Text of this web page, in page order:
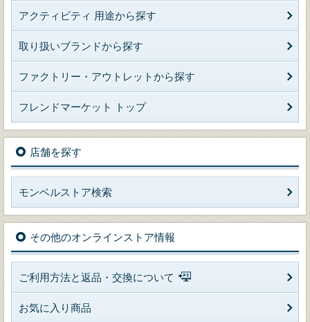
アクティビティ 用途から探す
取り扱いブランドから探す
ファクトリー・アウトレットから探す
フレンドマーケット トップ
店舗を探す
モンベルストア検索
その他のオンラインストア情報
ご利用方法と返品・交換について
お気に入り商品